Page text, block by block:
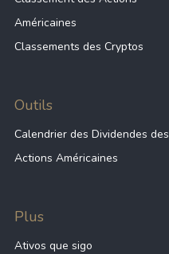
Américaines
Classements des Cryptos
Outils
Calendrier des Dividendes des
Actions Américaines
Plus
Ativos que sigo